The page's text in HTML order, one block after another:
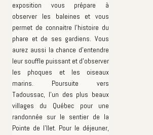
exposition vous prépare à
observer les baleines et vous
permet de connaitre l'histoire du
phare et de ses gardiens. Vous
aurez aussi la chance d'entendre
leur souffle puissant et d'observer
les phoques et les oiseaux
marins. Poursuite vers
Tadoussac, l'un des plus beaux
villages du Québec pour une
randonnée sur le sentier de la
Pointe de l'Ilet. Pour le déjeuner,